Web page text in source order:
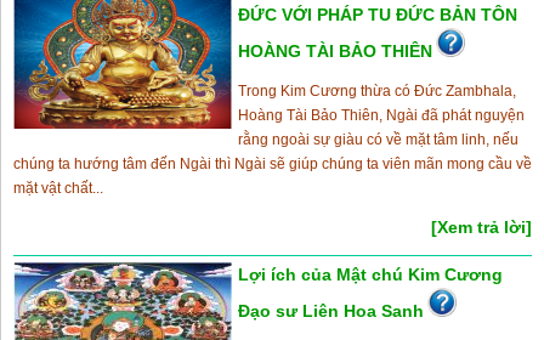
ĐỨC VỚI PHÁP TU ĐỨC BẢN TÔN
HOÀNG TÀI BẢO THIÊN
Trong Kim Cương thừa có Đức Zambhala,
Hoàng Tài Bảo Thiên, Ngài đã phát nguyện
rằng ngoài sự giàu có về mặt tâm linh, nếu
chúng ta hướng tâm đến Ngài thì Ngài sẽ giúp chúng ta viên mãn mong cầu về
mặt vật chất...
[Xem trả lời]
Lợi ích của Mật chú Kim Cương
Đạo sư Liên Hoa Sanh